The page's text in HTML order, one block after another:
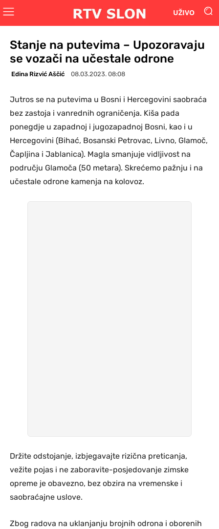
UŽIVO
Stanje na putevima – Upozoravaju
se vozači na učestale odrone
Edina Rizvić Aščić 08.03.2023. 08:08
Jutros se na putevima u Bosni i Hercegovini saobraća
bez zastoja i vanrednih ograničenja. Kiša pada
ponegdje u zapadnoj i jugozapadnoj Bosni, kao i u
Hercegovini (Bihać, Bosanski Petrovac, Livno, Glamoč,
Čapljina i Jablanica). Magla smanjuje vidljivost na
području Glamoča (50 metara). Skrećemo pažnju i na
učestale odrone kamenja na kolovoz.
Držite odstojanje, izbjegavajte rizična preticanja,
vežite pojas i ne zaboravite-posjedovanje zimske
opreme je obavezno, bez obzira na vremenske i
saobraćajne uslove.
Zbog radova na uklanjanju brojnih odrona i oborenih